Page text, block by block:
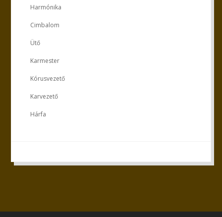
Harmónika
Cimbalom
Ütő
Karmester
Kórusvezető
Karvezető
Hárfa